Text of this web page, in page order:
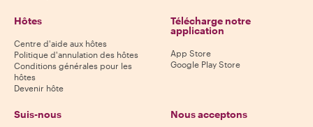
Hôtes
Centre d'aide aux hôtes
Politique d'annulation des hôtes
Conditions générales pour les
hôtes
Devenir hôte
Télécharge notre
application
App Store
Google Play Store
Suis-nous Nous acceptons